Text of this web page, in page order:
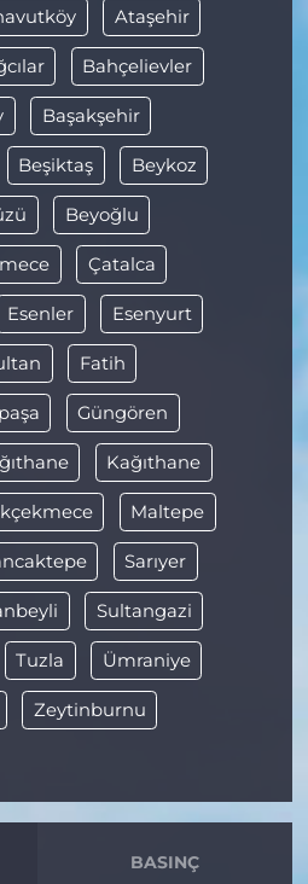
Ataşehir
Bahçelievler
Başakşehir
Beşiktaş Beykoz
Beyoğlu
Çatalca
Esenler Esenyurt
Fatih
Güngören
Kağıthane
Maltepe
Sarıyer
Sultangazi
Tuzla Ümraniye
Zeytinburnu
BASINÇ